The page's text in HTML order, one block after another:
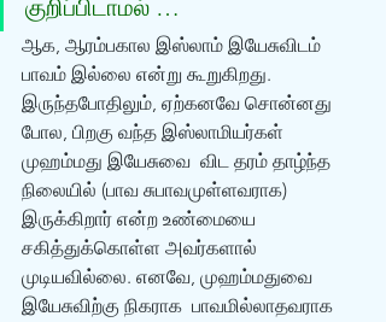
குறிப்பிடாமல் …
ஆக, ஆரம்பகால இஸ்லாம் இயேசுவிடம்
பாவம் இல்லை என்று கூறுகிறது.
இருந்தபோதிலும், ஏற்கனவே சொன்னது
போல, பிறகு வந்த இஸ்லாமியர்கள்
முஹம்மது இயேசுவை  விட தரம் தாழ்ந்த
நிலையில் (பாவ சுபாவமுள்ளவராக)
இருக்கிறார் என்ற உண்மையை
சகித்துக்கொள்ள அவர்களால்
முடியவில்லை. எனவே, முஹம்மதுவை
இயேசுவிற்கு நிகராக  பாவமில்லாதவராக